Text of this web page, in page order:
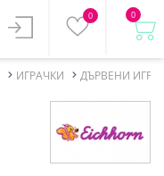
0 0
ИГРАЧКИ ДЪРВЕНИ